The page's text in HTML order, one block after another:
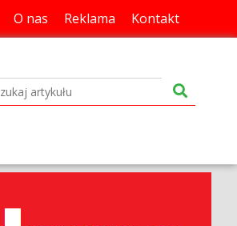
O nas Reklama Kontakt